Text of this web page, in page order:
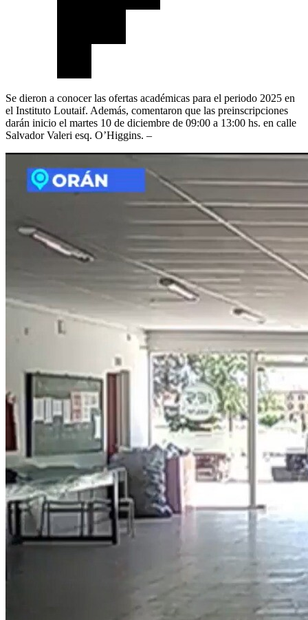
Se dieron a conocer las ofertas académicas para el periodo 2025 en
el Instituto Loutaif. Además, comentaron que las preinscripciones
darán inicio el martes 10 de diciembre de 09:00 a 13:00 hs. en calle
Salvador Valeri esq. O’Higgins. –